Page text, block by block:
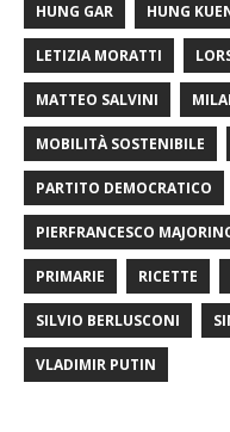
HUNG GAR HUNG
LETIZIA MORATTI
MATTEO SALVINI
MOBILITÀ SOSTENIBILE
PARTITO DEMOCRATICO
PIERFRANCESCO
PRIMARIE RICETTE
SILVIO BERLUSCONI
VLADIMIR PUTIN